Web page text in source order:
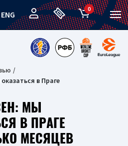
ENG
0
в Праге
МЫ
В ПРАГЕ
МЕСЯЦЕВ